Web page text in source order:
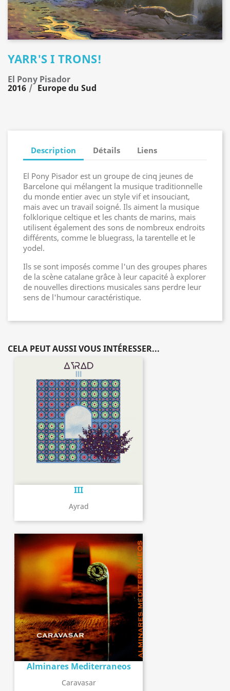
YARR'S I TRONS!
El Pony Pisador
2016 Europe du Sud
Description Détails Liens
El Pony Pisador est un groupe de cinq jeunes de
Barcelone qui mélangent la musique traditionnelle
du monde entier avec un style vif et insouciant,
mais avec un travail soigné. Ils aiment la musique
folklorique celtique et les chants de marins, mais
utilisent également des sons de nombreux endroits
différents, comme le bluegrass, la tarentelle et le
yodel.
Ils se sont imposés comme l'un des groupes phares
de la scène catalane grâce à leur capacité à explorer
de nouvelles directions musicales sans perdre leur
sens de l'humour caractéristique.
CELA PEUT AUSSI VOUS INTÉRESSER...
III
Ayrad
Alminares Mediterraneos
Caravasar